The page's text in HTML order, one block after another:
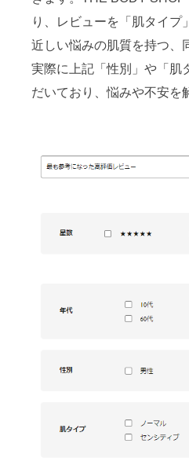
り、レビューを「肌タイプ
近しい悩みの肌質を持つ、
実際に上記「性別」や「肌
だいており、悩みや不安を